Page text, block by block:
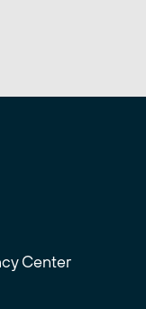
Center